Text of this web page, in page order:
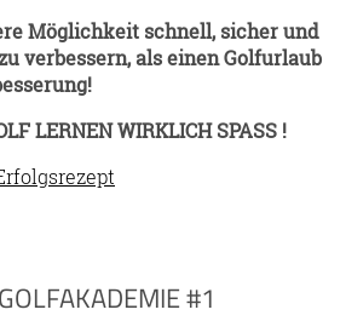
Möglichkeit schnell, sicher und
verbessern, als einen Golfurlaub
LERNEN WIRKLICH SPASS !
#1